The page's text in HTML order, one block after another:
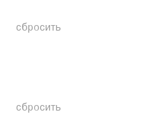
сбросить
сбросить